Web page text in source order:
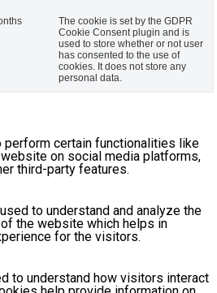
The cookie is set by the GDPR
Cookie Consent plugin and is
used to store whether or not user
has consented to the use of
cookies. It does not store any
personal data.
perform certain functionalities like
on social media platforms,
third-party features.
to understand and analyze the
the website which helps in
for the visitors.
to understand how visitors interact